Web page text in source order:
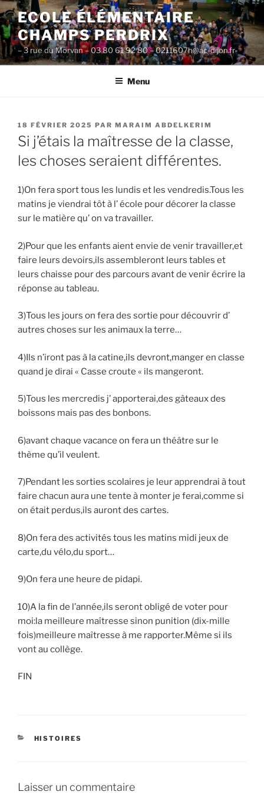
Aller
au
contenu
principal
ECOLE ÉLÉMENTAIRE
CHAMPS PERDRIX
– 3 rue du Morvan – 03 80 61 92 80 – 0211607h@ac-dijon.fr-
Menu
PUBLIÉ
LE
18 FÉVRIER 2025 PAR MARAIM ABDELKERIM
Si j’étais la maîtresse de la classe,
les choses seraient différentes.
1)On fera sport tous les lundis et les vendredis.Tous les
matins je viendrai tôt à l’ école pour décorer la classe
sur le matière qu’ on va travailler.
2)Pour que les enfants aient envie de venir travailler,et
faire leurs devoirs,ils assembleront leurs tables et
leurs chaisse pour des parcours avant de venir écrire la
réponse au tableau.
3)Tous les jours on fera des sortie pour découvrir d’
autres choses sur les animaux la terre…
4)Ils n’iront pas à la catine,ils devront,manger en classe
quand je dirai « Casse croute « ils mangeront.
5)Tous les mercredis j’ apporterai,des gâteaux des
boissons mais pas des bonbons.
6)avant chaque vacance on fera un théâtre sur le
thème qu’il veulent.
7)Pendant les sorties scolaires je leur apprendrai à tout
faire chacun aura une tente à monter je ferai,comme si
on était perdus,ils auront des cartes.
8)On fera des activités tous les matins midi jeux de
carte,du vélo,du sport…
9)On fera une heure de pidapi.
10)A la fin de l’année,ils seront obligé de voter pour
moi:la meilleure maîtresse sinon punition (dix-mille
fois)meilleure maîtresse à me rapporter.Même si ils
vont au collège.
FIN
CATÉGORIES
HISTOIRES
Laisser un commentaire